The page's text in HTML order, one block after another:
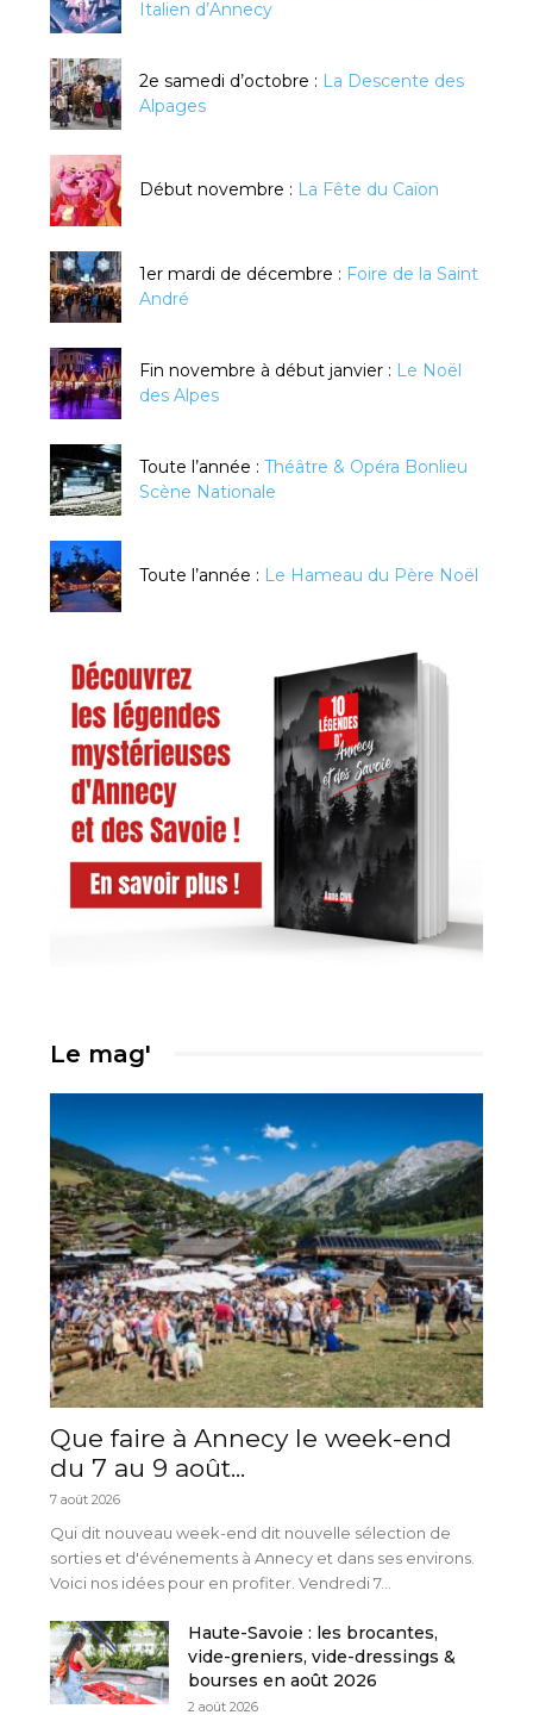
Italien d’Annecy
2e samedi d’octobre : La Descente des
Alpages
Début novembre : La Fête du Caïon
1er mardi de décembre : Foire de la Saint
André
Fin novembre à début janvier : Le Noël
des Alpes
Toute l’année : Théâtre & Opéra Bonlieu
Scène Nationale
Toute l’année : Le Hameau du Père Noël
Le mag'
Que faire à Annecy le week-end
du 7 au 9 août...
7 août 2026
Qui dit nouveau week-end dit nouvelle sélection de
sorties et d'événements à Annecy et dans ses environs.
Voici nos idées pour en profiter. Vendredi 7...
Haute-Savoie : les brocantes,
vide-greniers, vide-dressings &
bourses en août 2026
2 août 2026